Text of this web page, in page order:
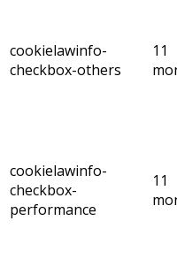
cookielawinfo-
checkbox-others
11
cookielawinfo-
checkbox-
performance
11